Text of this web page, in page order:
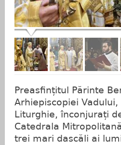
Preasfințitul Părinte
Arhiepiscopiei
Liturghie, înconjurați
Catedrala
trei mari dascăli ai